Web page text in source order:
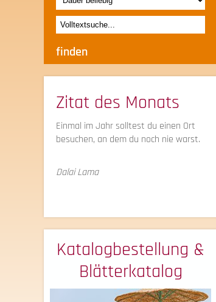
Zitat des Monats
Einmal im Jahr solltest du einen Ort
besuchen, an dem du noch nie warst.
Dalai Lama
Katalogbestellung &
Blätterkatalog